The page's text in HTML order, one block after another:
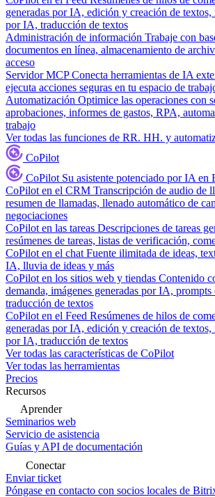
generadas por IA, edición y creación de textos,
por IA, traducción de textos
Administración de información Trabaje con
documentos en línea, almacenamiento de
acceso
Servidor MCP Conecta herramientas de IA
ejecuta acciones seguras en tu espacio de
Automatización Optimice las operaciones con
aprobaciones, informes de gastos, RPA,
trabajo
Ver todas las funciones de RR. HH. y
CoPilot
CoPilot Su asistente potenciado por IA en
CoPilot en el CRM Transcripción de audio de
resumen de llamadas, llenado automático de
negociaciones
CoPilot en las tareas Descripciones de tareas
resúmenes de tareas, listas de verificación,
CoPilot en el chat Fuente ilimitada de ideas,
IA, lluvia de ideas y más
CoPilot en los sitios web y tiendas Contenido
demanda, imágenes generadas por IA, prompts
traducción de textos
CoPilot en el Feed Resúmenes de hilos de
generadas por IA, edición y creación de textos,
por IA, traducción de textos
Ver todas las características de CoPilot
Ver todas las herramientas
Precios
Recursos
Aprender
Seminarios web
Servicio de asistencia
Guías y API de documentación
Conectar
Enviar ticket
Póngase en contacto con socios locales de